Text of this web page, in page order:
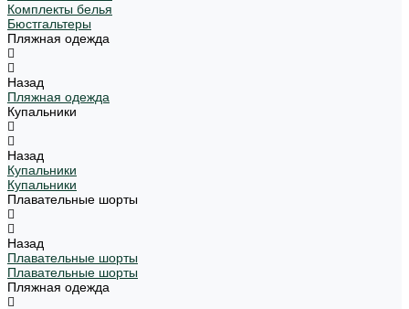
Комплекты белья
Бюстгальтеры
Пляжная одежда
Назад
Пляжная одежда
Купальники
Назад
Купальники
Купальники
Плавательные шорты
Назад
Плавательные шорты
Плавательные шорты
Пляжная одежда